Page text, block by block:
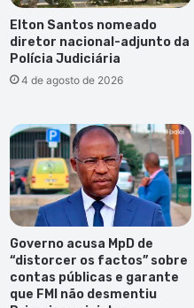
Elton Santos nomeado
diretor nacional-adjunto da
Polícia Judiciária
4 de agosto de 2026
Governo acusa MpD de
“distorcer os factos” sobre
contas públicas e garante
que FMI não desmentiu